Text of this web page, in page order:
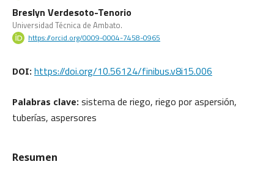
Breslyn Verdesoto-Tenorio
Universidad Técnica de Ambato.
https://orcid.org/0009-0004-7458-0965
DOI: https://doi.org/10.56124/finibus.v8i15.006
Palabras clave: sistema de riego, riego por aspersión,
tuberías, aspersores
Resumen